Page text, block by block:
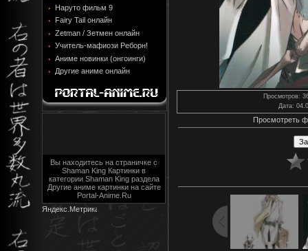
Наруто фильм 9
Fairy Tail онлайн
Zetman / Зетмен онлайн
Учитель-мафиози Реборн!
Аниме новинки (онгоинги)
Другие аниме онлайн
Вы находитесь на страничке с
Shaman King Картинки в
категории Shaman King раздела
Другие аниме картинки на сайте
Portal-Anime.Ru
Просмотров:
Дата:
Просмотреть